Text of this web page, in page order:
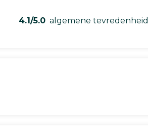
4.1/5.0 algemene tevredenheid